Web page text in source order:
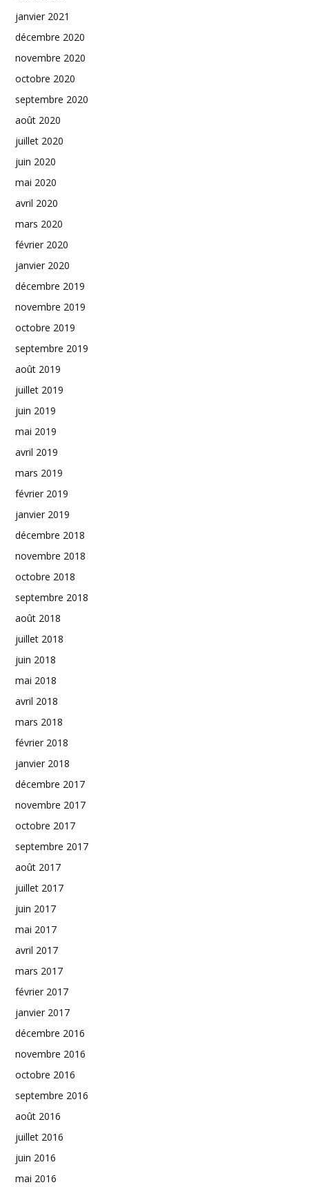
janvier 2021
décembre 2020
novembre 2020
octobre 2020
septembre 2020
août 2020
juillet 2020
juin 2020
mai 2020
avril 2020
mars 2020
février 2020
janvier 2020
décembre 2019
novembre 2019
octobre 2019
septembre 2019
août 2019
juillet 2019
juin 2019
mai 2019
avril 2019
mars 2019
février 2019
janvier 2019
décembre 2018
novembre 2018
octobre 2018
septembre 2018
août 2018
juillet 2018
juin 2018
mai 2018
avril 2018
mars 2018
février 2018
janvier 2018
décembre 2017
novembre 2017
octobre 2017
septembre 2017
août 2017
juillet 2017
juin 2017
mai 2017
avril 2017
mars 2017
février 2017
janvier 2017
décembre 2016
novembre 2016
octobre 2016
septembre 2016
août 2016
juillet 2016
juin 2016
mai 2016